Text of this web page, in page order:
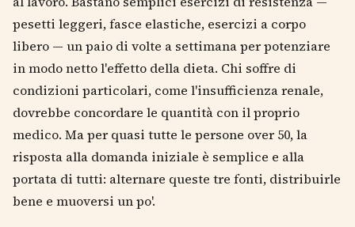
pesetti leggeri, fasce elastiche, esercizi a corpo
libero — un paio di volte a settimana per potenziare
in modo netto l'effetto della dieta. Chi soffre di
condizioni particolari, come l'insufficienza renale,
dovrebbe concordare le quantità con il proprio
medico. Ma per quasi tutte le persone over 50, la
risposta alla domanda iniziale è semplice e alla
portata di tutti: alternare queste tre fonti, distribuirle
bene e muoversi un po'.